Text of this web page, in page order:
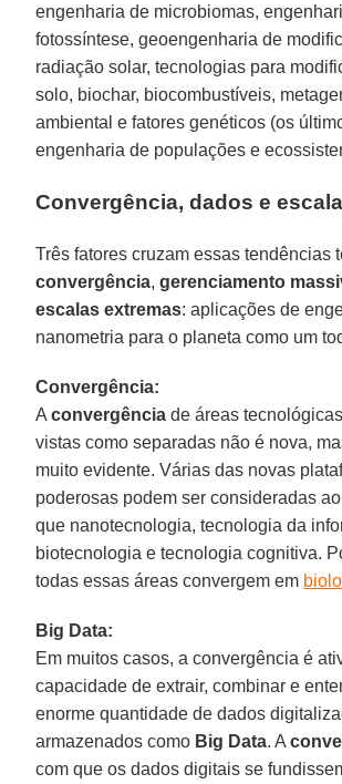
engenharia de microbiomas,
fotossíntese, geoengenharia de
radiação solar, tecnologias para
solo, biochar, biocombustíveis,
ambiental e fatores genéticos (os
engenharia de populações e
Convergência, dados e
Três fatores cruzam essas tendências
convergência,gerenciamento
escalas extremas: aplicações de
nanometria para o planeta como um
Convergência:
Aconvergência de áreas
vistas como separadas não é nova,
muito evidente. Várias das novas
poderosas podem ser consideradas
que nanotecnologia, tecnologia da
biotecnologia e tecnologia cognitiva.
todas essas áreas convergem em
Big Data:
Em muitos casos, a convergência é
capacidade de extrair, combinar e
enorme quantidade de dados
armazenados como Big Data. A
com que os dados digitais se